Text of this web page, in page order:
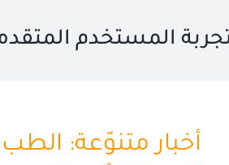
المستخدم
أخبار متنوّعة: الطب